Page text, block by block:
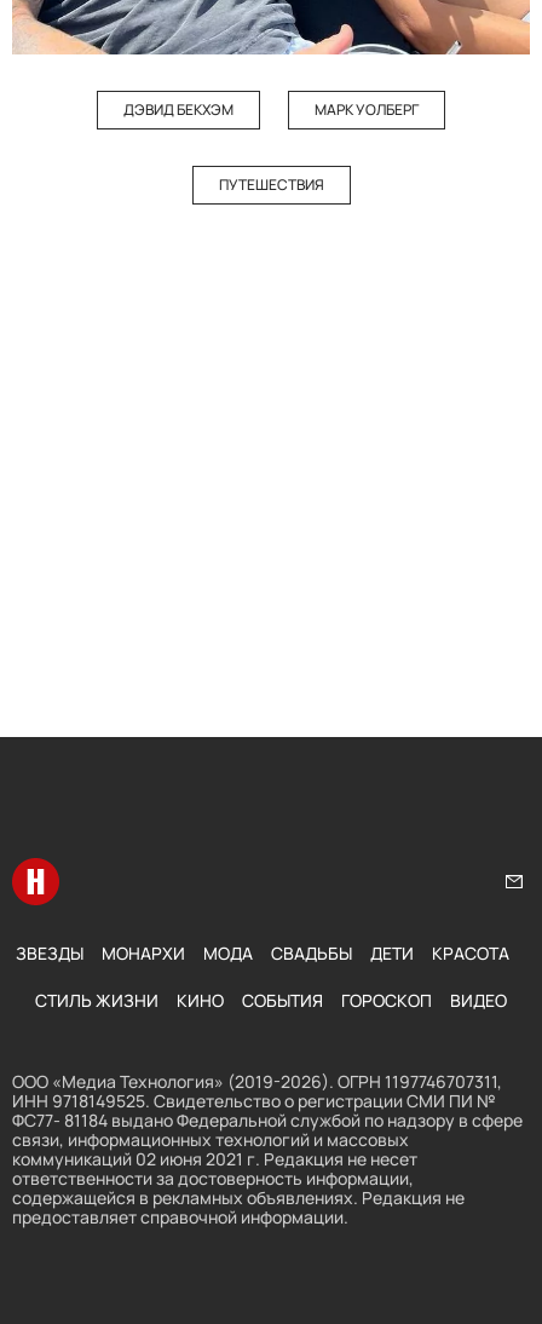
ДЭВИД БЕКХЭМ МАРК УОЛБЕРГ
ПУТЕШЕСТВИЯ
Перейти на главную
ЗВЕЗДЫ МОНАРХИ МОДА СВАДЬБЫ ДЕТИ КРАСОТА
СТИЛЬ ЖИЗНИ КИНО СОБЫТИЯ ГОРОСКОП ВИДЕО
ООО «Медиа Технология» (2019-2026). ОГРН 1197746707311,
ИНН 9718149525. Свидетельство о регистрации СМИ ПИ №
ФС77- 81184 выдано Федеральной службой по надзору в сфере
связи, информационных технологий и массовых
коммуникаций 02 июня 2021 г. Редакция не несет
ответственности за достоверность информации,
содержащейся в рекламных объявлениях. Редакция не
предоставляет справочной информации.